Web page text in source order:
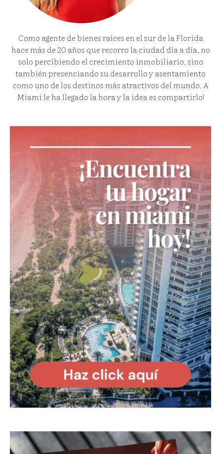
Como agente de bienes raíces en el sur de la Florida
hace más de 20 años que recorro la ciudad día a día, no
solo percibiendo el crecimiento inmobiliario, sino
también presenciando su desarrollo y asentamiento
como uno de los destinos más atractivos del mundo. A
Miami le ha llegado la hora y la idea es compartirlo!